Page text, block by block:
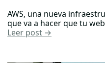
AWS, una nueva
que va a hacer que tu
Leer post →